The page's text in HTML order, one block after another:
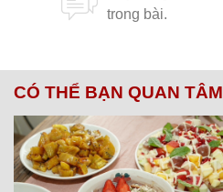
CÓ THỂ BẠN QUAN TÂM